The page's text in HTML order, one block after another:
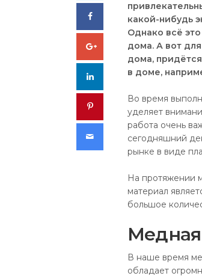
Facebook
Google+
LinkedIn
какой-нибудь
Однако всё
дома. А вот
дома,
в доме,
Во время
уделяет
работа очень
сегодняшний
рынке в виде
На протяжении
материал
большое
В наше время
обладает